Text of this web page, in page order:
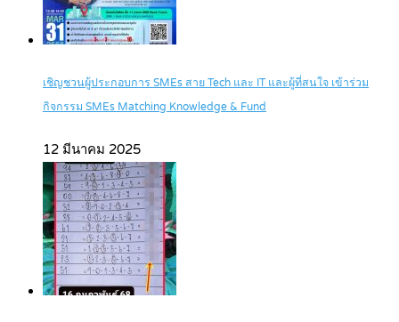
เชิญชวนผู้ประกอบการ SMEs สาย Tech และ IT และผู้ที่สนใจ เข้าร่วม
กิจกรรม SMEs Matching Knowledge & Fund
12 มีนาคม 2025